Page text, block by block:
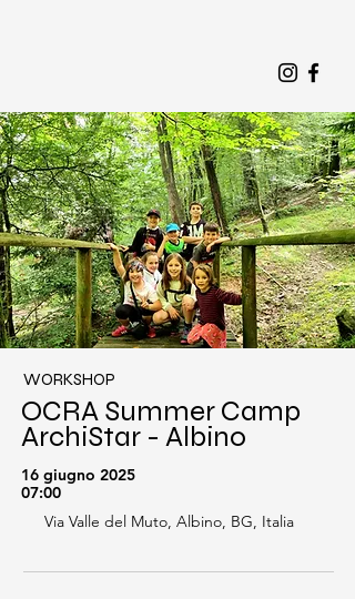
WORKSHOP
OCRA Summer Camp
ArchiStar - Albino
16 giugno 2025
07:00
Via Valle del Muto, Albino, BG, Italia